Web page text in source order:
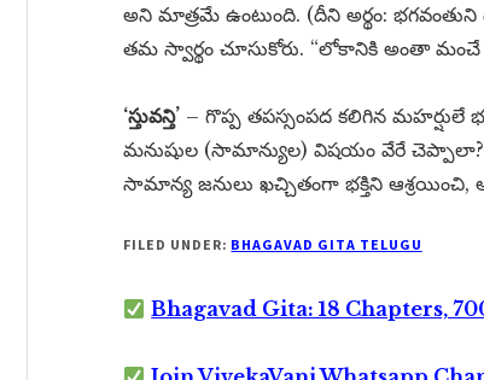
అని మాత్రమే ఉంటుంది. (దీని అర్థం:
తమ స్వార్థం చూసుకోరు. “లోకానికి అంతా మంచే
‘స్తువన్తి’ – గొప్ప తపస్సంపద కలిగిన మహర్షులే
మనుషుల (సామాన్యుల) విషయం వేరే చెప్పాలా?
సామాన్య జనులు ఖచ్చితంగా భక్తిని ఆశ్రయించి,
FILED UNDER: BHAGAVAD GITA TELUGU
Bhagavad Gita: 18 Chapters,